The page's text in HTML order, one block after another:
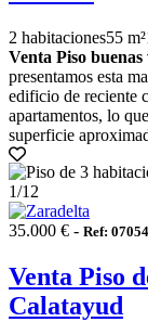
2 habitaciones55 m²
Venta Piso
presentamos esta
edificio de reciente
apartamentos, lo
superficie
1/12
35.000 € - Ref: 07054
Venta Piso
Calatayud